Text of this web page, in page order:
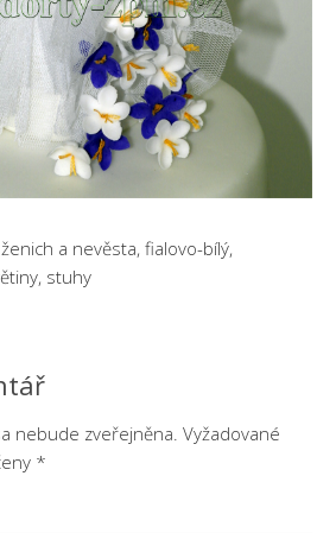
a nevěsta, fialovo-bílý,
stuhy
nebude zveřejněna. Vyžadované
*